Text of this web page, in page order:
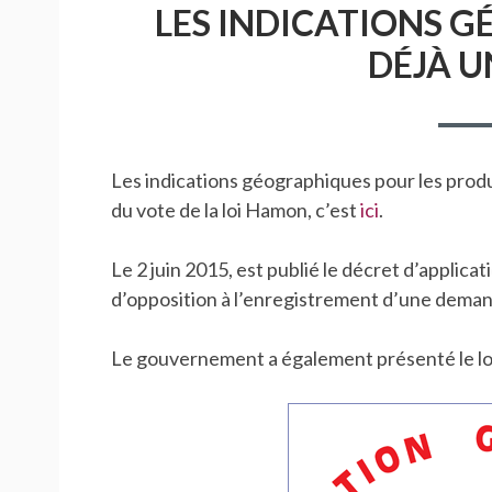
LES INDICATIONS
DÉJÀ
Les indications géographiques pour les
du vote de la loi Hamon, c’estici.
Le 2 juin 2015, est publié le décret
d’opposition à l’enregistrement d’une
Le gouvernement a également présenté le